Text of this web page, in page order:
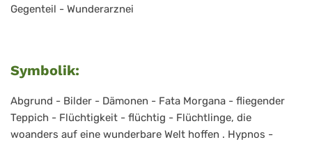
Gegenteil - Wunderarznei
Symbolik:
Abgrund - Bilder - Dämonen - Fata Morgana - fliegender
Teppich - Flüchtigkeit - flüchtig - Flüchtlinge, die
woanders auf eine wunderbare Welt hoffen . Hypnos -